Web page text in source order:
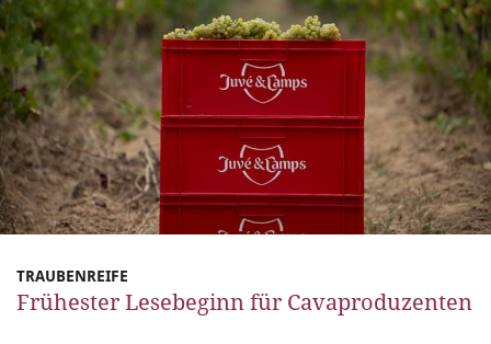
TRAUBENREIFE
Frühester Lesebeginn für Cavaproduzenten